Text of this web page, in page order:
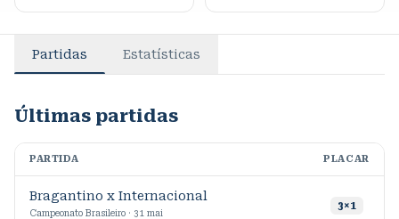
Partidas Estatísticas
Últimas partidas
PARTIDA PLACAR
Bragantino x Internacional
Campeonato Brasileiro · 31 mai
3×1